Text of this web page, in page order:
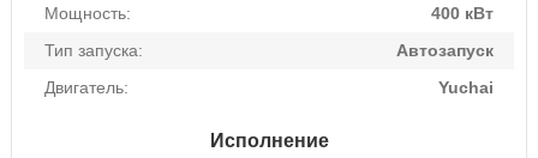
Мощность:
400 кВт
Тип запуска:
Автозапуск
Двигатель:
Yuchai
Исполнение